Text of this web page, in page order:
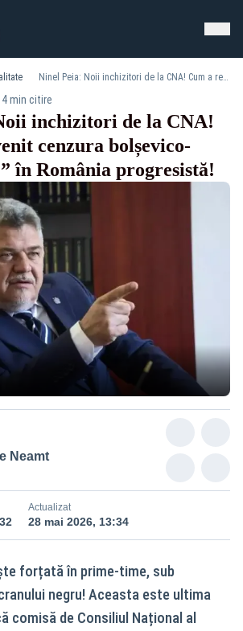
Ninel Peia: Noii inchizitori de la CNA! Cum a redevenit cenzura bolșevico-nazistă „lege” în România progresistă!
4 min citire
inchizitori de la CNA!
cenzura bolșevico-
în România progresistă!
Neamt
Actualizat
28 mai 2026, 13:34
forțată în prime-time, sub
negru! Aceasta este ultima
comisă de Consiliul Național al